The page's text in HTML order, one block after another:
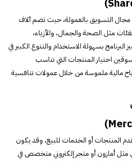
مجال التسويق بالعمولة، حيث تضم آلاف
مثل الصحة والجمال، والأزياء،
البرنامج بسهولة الاستخدام والتنوع الكبير في
اختيار المنتجات التي تناسب
مالية ملموسة من خلال عمولات تنافسية
المنتجات أو الخدمات للبيع، وقد يكون
مثل أمازون أو متجر إلكتروني متخصص في